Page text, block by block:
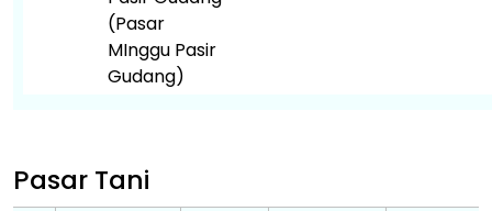
(Pasar
MInggu Pasir
Gudang)
Pasar Tani